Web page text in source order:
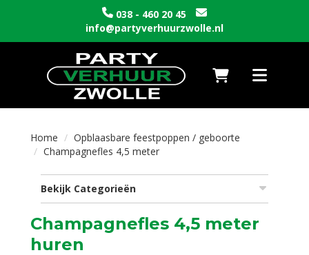
038 - 460 20 45
info@partyverhuurzwolle.nl
Naar winkelwagen
Toggle
Home
Opblaasbare feestpoppen / geboorte
Champagnefles 4,5 meter
Bekijk Categorieën
Champagnefles 4,5 meter
huren